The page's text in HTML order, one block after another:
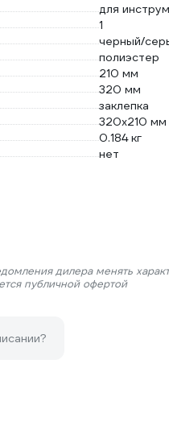
для
1
черный/
полиэстер
210 мм
320 мм
заклепка
320х210 мм
0.184 кг
нет
дилера менять
публичной офертой